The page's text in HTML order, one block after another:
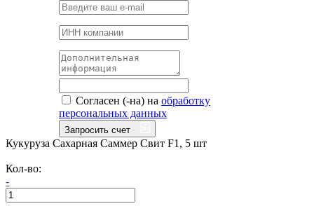
Согласен (-на) на обработку
персональных данных
Запросить счет
Кукуруза Сахарная Саммер Свит F1, 5 шт
Кол-во:
-